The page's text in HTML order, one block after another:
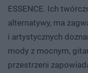
ESSENCE. Ich
alternatywy, ma
i artystycznych
mody z mocnym,
przestrzeni